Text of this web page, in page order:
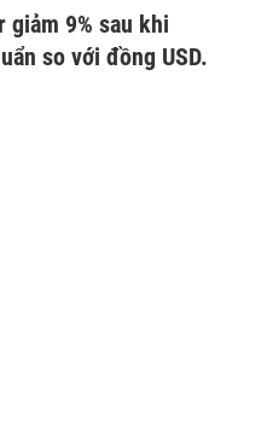
9% sau khi
so với đồng USD.